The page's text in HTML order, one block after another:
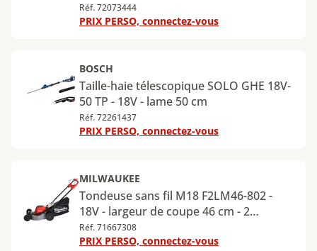
Réf. 72073444
PRIX PERSO, connectez-vous
BOSCH
Taille-haie télescopique SOLO GHE 18V-
50 TP - 18V - lame 50 cm
Réf. 72261437
PRIX PERSO, connectez-vous
MILWAUKEE
Tondeuse sans fil M18 F2LM46-802 -
18V - largeur de coupe 46 cm - 2
batteries 8Ah HIGH OUTPUT™ -
chargeur rapide double
Réf. 71667308
PRIX PERSO, connectez-vous